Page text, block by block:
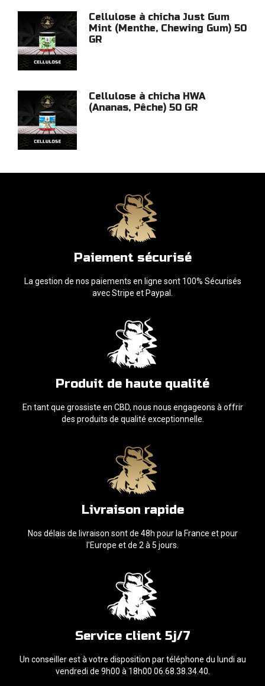
Cellulose à chicha Just Gum
Mint (Menthe, Chewing Gum) 50
GR
Cellulose à chicha HWA
(Ananas, Pêche) 50 GR
Paiement sécurisé
La gestion de nos paiements en ligne sont 100% Sécurisés
avec Stripe et Paypal.
Produit de haute qualité
En tant que grossiste en CBD, nous nous engageons à offrir
des produits de qualité exceptionnelle.
Livraison rapide
Nos délais de livraison sont de 48h pour la France et pour
l'Europe et de 2 à 5 jours.
Service client 5j/7
Un conseiller est à votre disposition par téléphone du lundi au
vendredi de 9h00 à 18h00 06.68.38.34.40.